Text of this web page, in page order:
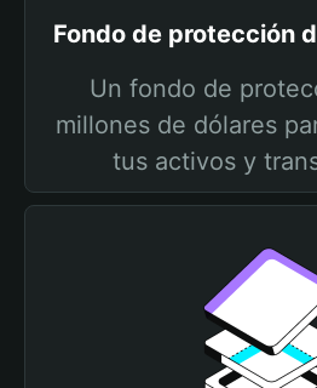
Fondo de protección
Un fondo de
millones de dólares
tus activos y